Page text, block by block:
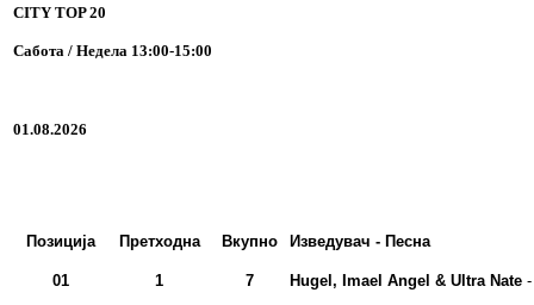
CITY TOP 20
Сабота / Недела 13:00-15:00
01.08.2026
Позиција Претходна Вкупно Изведувач - Песна
01 1 7 Hugel, Imael Angel & Ultra Nate